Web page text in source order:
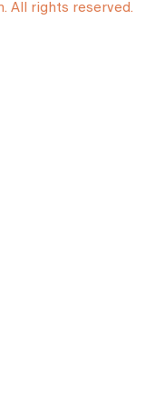
All rights reserved.